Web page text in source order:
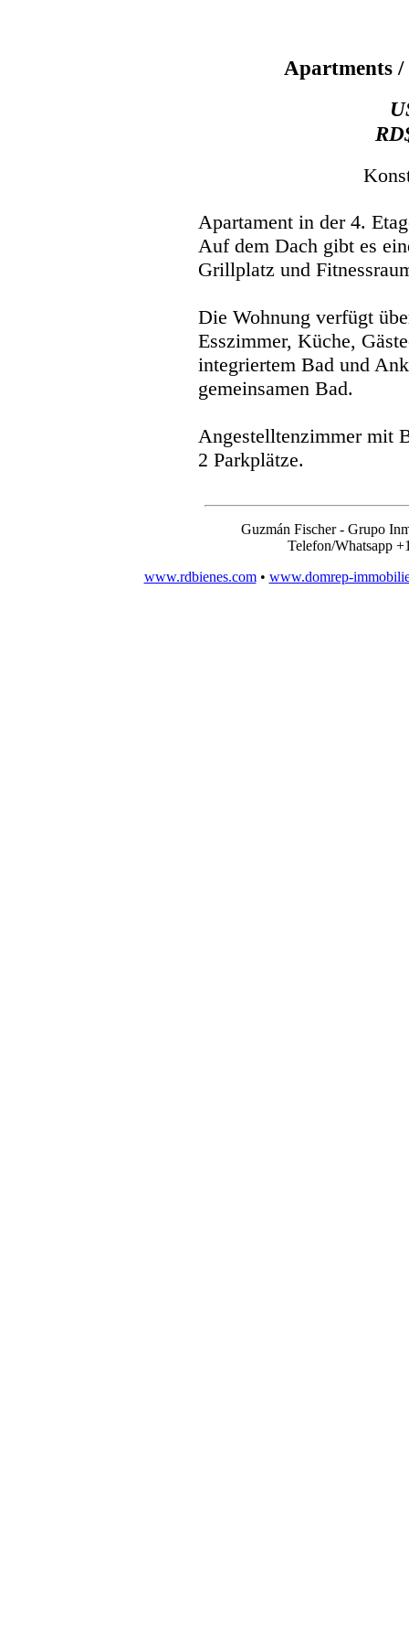
Apartments /
Apartament in der 4.
Auf dem Dach gibt es
Grillplatz und
Die Wohnung verfügt
Esszimmer, Küche,
integriertem Bad und
gemeinsamen Bad.
Angestelltenzimmer mit
2 Parkplätze.
Guzmán Fischer - Grupo
Telefon/Whatsapp
www.rdbienes.com• www.domrep-